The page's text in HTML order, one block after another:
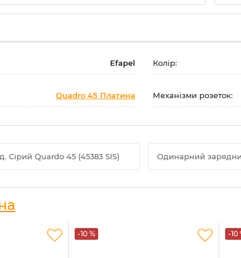
Efapel Колір:
Quadro 45 Платина Механізми розеток:
Сірий Quardo 45 (45383 SIS) Одинарний
-10 % -10